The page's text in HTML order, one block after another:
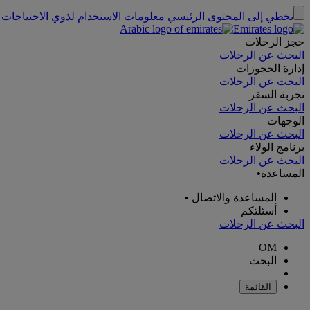
تخطي إلى المحتوى الرئيسي معلومات الاستخدام لذوي
حجز الرحلات
البحث عن الرحلات
إدارة الحجوزات
البحث عن الرحلات
تجربة السفر
البحث عن الرحلات
الوجهات
البحث عن الرحلات
برنامج الولاء
البحث عن الرحلات
المساعدة•
المساعدة والاتصال •
أسئلتكم
البحث عن الرحلات
OM
البحث
القائمة